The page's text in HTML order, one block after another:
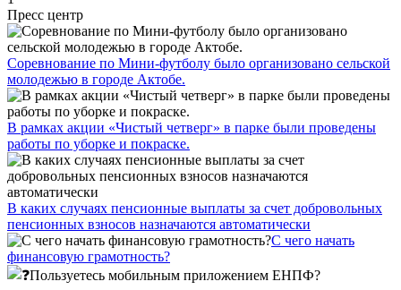
Пресс центр
Соревнование по Мини-футболу было организовано сельской
молодежью в городе Актобе.
В рамках акции «Чистый четверг» в парке были проведены
работы по уборке и покраске.
В каких случаях пенсионные выплаты за счет добровольных
пенсионных взносов назначаются автоматически
С чего начать
финансовую грамотность?